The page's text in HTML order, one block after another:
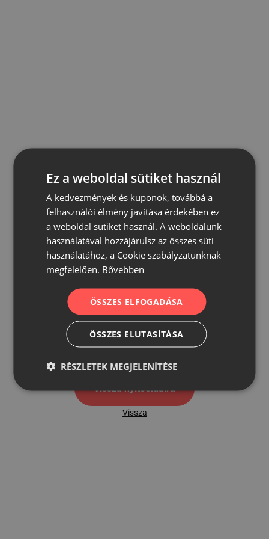
500
Vissza nyítóoldalra
Vissza
Ez a weboldal sütiket használ
A kedvezmények és kuponok, továbbá a
felhasználói élmény javítása érdekében ez
a weboldal sütiket használ. A weboldalunk
használatával hozzájárulsz az összes süti
használatához, a Cookie szabályzatunknak
megfelelően. Bővebben
ÖSSZES ELFOGADÁSA
ÖSSZES ELUTASÍTÁSA
RÉSZLETEK MEGJELENÍTÉSE